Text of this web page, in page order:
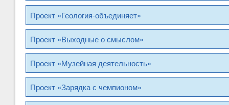
Проект «Геология-объединяет»
Проект «Выходные о смыслом»
Проект «Музейная деятельность»
Проект «Зарядка с чемпионом»